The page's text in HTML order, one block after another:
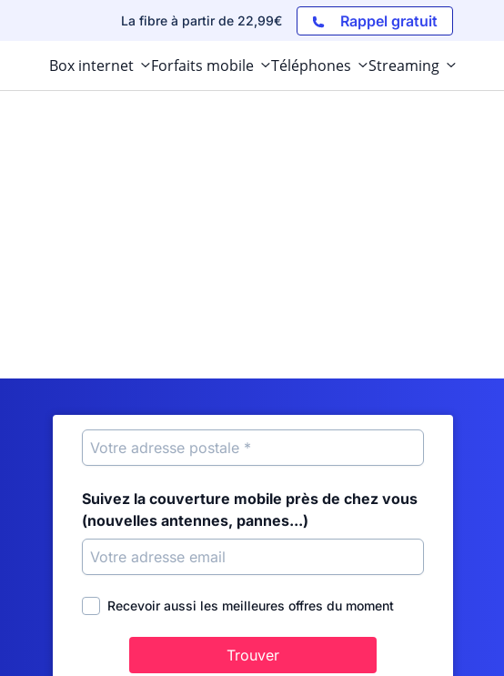
La fibre à partir de 22,99€ Rappel gratuit
Box internet Forfaits mobile Téléphones Streaming
Suivez la couverture mobile près de chez vous
(nouvelles antennes, pannes...)
Recevoir aussi les meilleures offres du moment
Trouver